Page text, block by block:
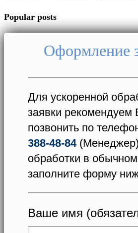
Popular posts
Оформление
Для ускоренной
заявки рекомендуем
позвонить по
388-48-84
обработки в
заполните форму
Ваше имя